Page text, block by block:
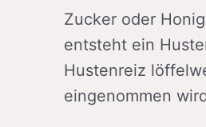
Zucker oder
entsteht ein
Hustenreiz
eingenommen